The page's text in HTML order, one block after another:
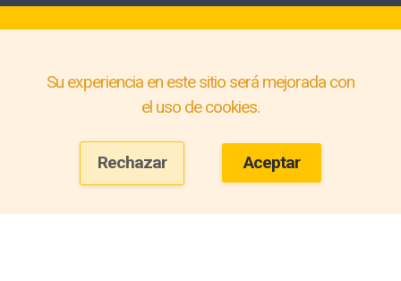
Su experiencia en este sitio será mejorada con
el uso de cookies.
Rechazar Aceptar